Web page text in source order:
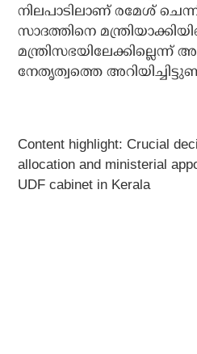
നിലപാടിലാണ് രമേശ്
സാദത്തിനെ
നേതൃത്വത്തെ
Content highlight: Crucial
allocation and ministerial
UDF cabinet in Kerala